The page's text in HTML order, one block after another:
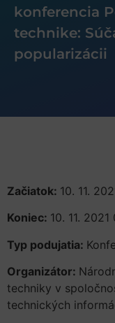
konferencia
technike:
popularizácii
Začiatok: 10. 11.
Koniec: 10. 11.
Typ podujatia:
Organizátor:
techniky v
technických